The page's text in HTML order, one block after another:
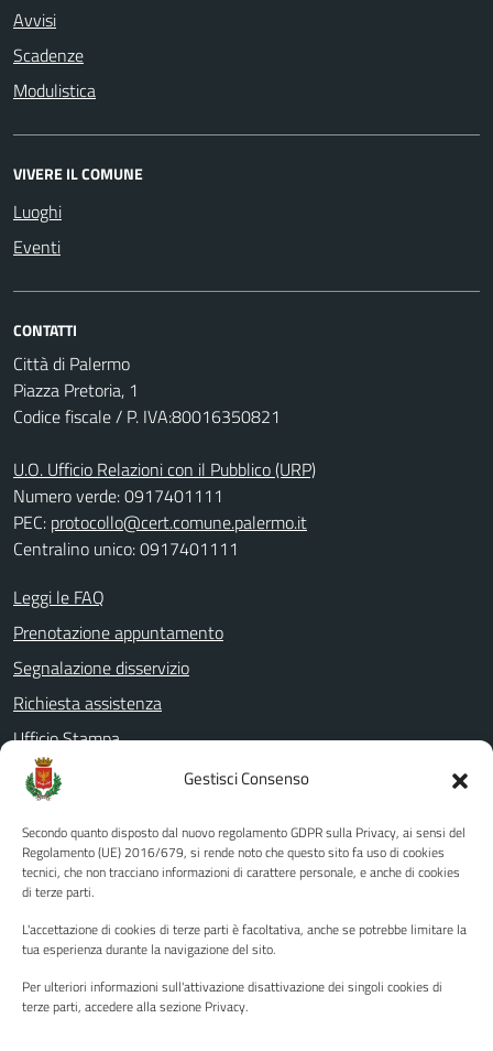
Gestisci Consenso
Secondo quanto disposto dal nuovo regolamento GDPR sulla Privacy, ai sensi del
Regolamento (UE) 2016/679, si rende noto che questo sito fa uso di cookies
tecnici, che non tracciano informazioni di carattere personale, e anche di cookies
di terze parti.
L'accettazione di cookies di terze parti è facoltativa, anche se potrebbe limitare la
tua esperienza durante la navigazione del sito.
Per ulteriori informazioni sull'attivazione disattivazione dei singoli cookies di
terze parti, accedere alla sezione Privacy.
Avvisi
Scadenze
Modulistica
VIVERE IL COMUNE
Luoghi
Eventi
CONTATTI
Città di Palermo
Piazza Pretoria, 1
Codice fiscale / P. IVA:80016350821
U.O. Ufficio Relazioni con il Pubblico (URP)
Numero verde: 0917401111
PEC: protocollo@cert.comune.palermo.it
Centralino unico: 0917401111
Leggi le FAQ
Prenotazione appuntamento
Segnalazione disservizio
Richiesta assistenza
Ufficio Stampa
Amministrazione Trasparente
Albo pretorio
Informativa privacy
Note legali
Piano di miglioramento del sito